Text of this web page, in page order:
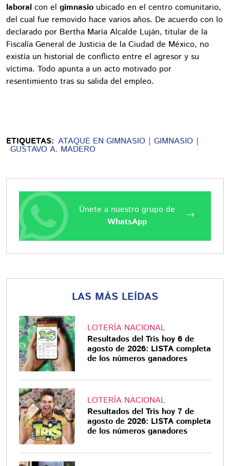
laboral con el gimnasio ubicado en el centro comunitario,
del cual fue removido hace varios años. De acuerdo con lo
declarado por Bertha María Alcalde Luján, titular de la
Fiscalía General de Justicia de la Ciudad de México, no
existía un historial de conflicto entre el agresor y su
víctima. Todo apunta a un acto motivado por
resentimiento tras su salida del empleo.
ETIQUETAS: ATAQUE EN GIMNASIO GIMNASIO
GUSTAVO A. MADERO
Únete a nuestro grupo de
WhatsApp
LAS MÁS LEÍDAS
LOTERÍA NACIONAL
Resultados del Tris hoy 6 de
agosto de 2026: LISTA completa
de los números ganadores
LOTERÍA NACIONAL
Resultados del Tris hoy 7 de
agosto de 2026: LISTA completa
de los números ganadores